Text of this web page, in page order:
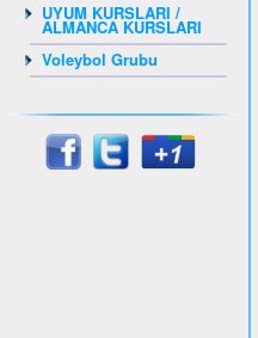
UYUM KURSLARI /
ALMANCA KURSLARI
Voleybol Grubu